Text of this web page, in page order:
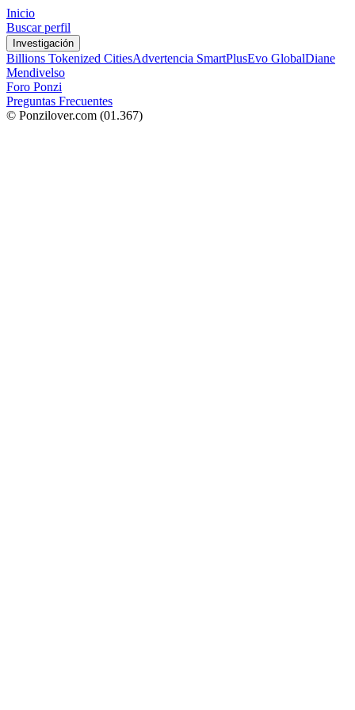
Inicio
Buscar perfil
Investigación
Billions Tokenized CitiesAdvertencia SmartPlusEvo GlobalDiane
Mendivelso
Foro Ponzi
Preguntas Frecuentes
© Ponzilover.com (01.367)